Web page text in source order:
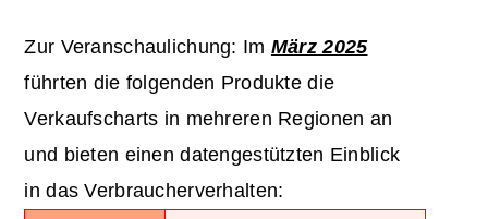
Zur Veranschaulichung: Im März 2025
führten die folgenden Produkte die
Verkaufscharts in mehreren Regionen an
und bieten einen datengestützten Einblick
in das Verbraucherverhalten: